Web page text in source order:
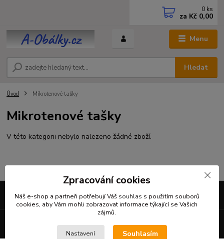
Menu
Hledat
0 ks
za Kč 0,00
Úvod Mikrotenové tašky
Mikrotenové tašky
V této kategorii nebylo nalezeno žádné zboží.
Upravit sběr cookies.
Vytvořeno na Eshop-rychle.cz
Zpracování cookies
Náš e-shop a partneři potřebují Váš souhlas s použitím souborů
cookies, aby Vám mohli zobrazovat informace týkající se Vašich
zájmů.
Nastavení Souhlasím